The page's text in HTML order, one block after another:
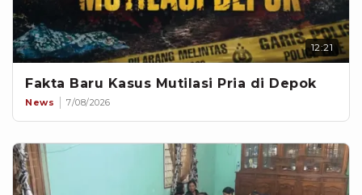
12:21
Fakta Baru Kasus Mutilasi Pria di Depok
News 7/08/2026